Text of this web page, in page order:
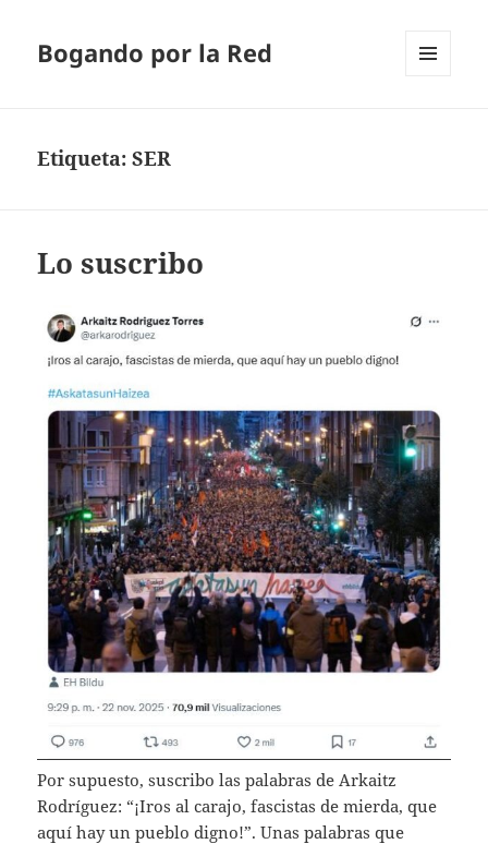
Bogando por la Red
Etiqueta:SER
Lo suscribo
Por supuesto, suscribo las palabras de Arkaitz
Rodríguez: “¡Iros al carajo, fascistas de mierda, que
aquí hay un pueblo digno!”. Unas palabras que